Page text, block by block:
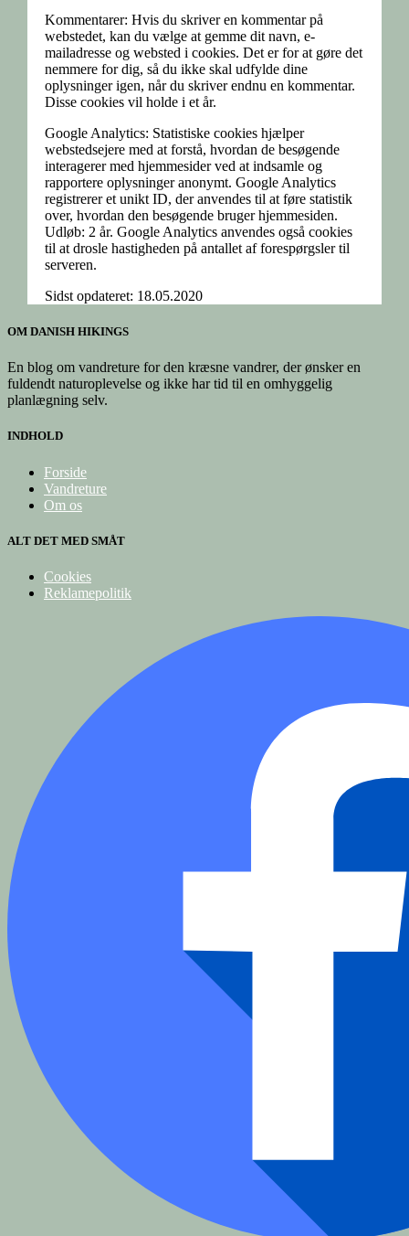
Kommentarer: Hvis du skriver en kommentar på
webstedet, kan du vælge at gemme dit navn, e-
mailadresse og websted i cookies. Det er for at gøre det
nemmere for dig, så du ikke skal udfylde dine
oplysninger igen, når du skriver endnu en kommentar.
Disse cookies vil holde i et år.
Google Analytics: Statistiske cookies hjælper
webstedsejere med at forstå, hvordan de besøgende
interagerer med hjemmesider ved at indsamle og
rapportere oplysninger anonymt. Google Analytics
registrerer et unikt ID, der anvendes til at føre statistik
over, hvordan den besøgende bruger hjemmesiden.
Udløb: 2 år. Google Analytics anvendes også cookies
til at drosle hastigheden på antallet af forespørgsler til
serveren.
Sidst opdateret: 18.05.2020
OM DANISH HIKINGS
En blog om vandreture for den kræsne vandrer, der ønsker en
fuldendt naturoplevelse og ikke har tid til en omhyggelig
planlægning selv.
INDHOLD
Forside
Vandreture
Om os
ALT DET MED SMÅT
Cookies
Reklamepolitik